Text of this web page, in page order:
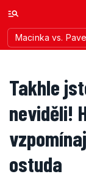
Macinka vs.
Takhle
neviděli!
ostuda